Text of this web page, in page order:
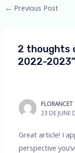
Post
← Previous Post
2 thoughts
2022-2023”
FLORANCET
23 DE JUNE
Great article! I
perspective